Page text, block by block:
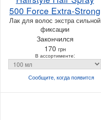
500 Force Extra-Strong
Лак для волос экстра сильной
фиксации
Закончился
170 грн
В ассортименте:
Сообщите, когдапоявится